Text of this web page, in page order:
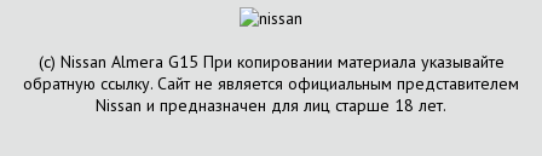
(с) Nissan Almera G15 При копировании материала указывайте
обратную ссылку. Сайт не является официальным представителем
Nissan и предназначен для лиц старше 18 лет.